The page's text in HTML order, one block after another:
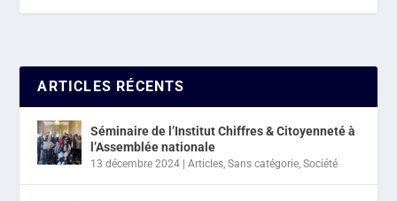
ARTICLES RÉCENTS
Séminaire de l’Institut Chiffres & Citoyenneté à
l’Assemblée nationale
13 décembre 2024 |Articles,Sans catégorie,Société